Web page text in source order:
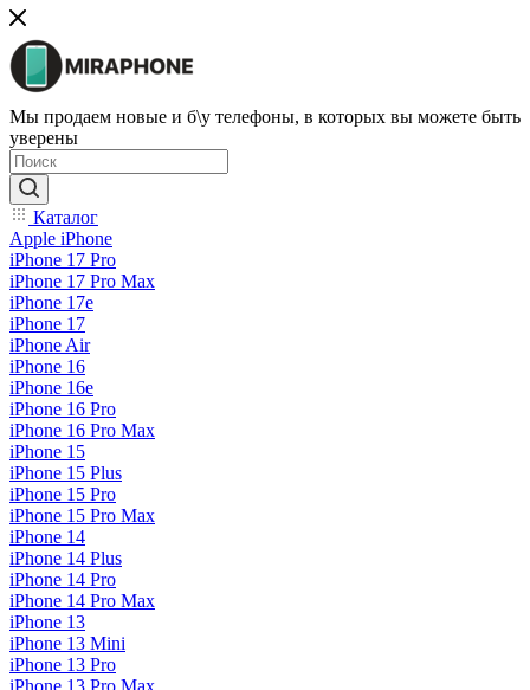
Мы продаем новые и б\у телефоны, в которых вы можете быть
уверены
Каталог
Apple iPhone
iPhone 17 Pro
iPhone 17 Pro Max
iPhone 17e
iPhone 17
iPhone Air
iPhone 16
iPhone 16e
iPhone 16 Pro
iPhone 16 Pro Max
iPhone 15
iPhone 15 Plus
iPhone 15 Pro
iPhone 15 Pro Max
iPhone 14
iPhone 14 Plus
iPhone 14 Pro
iPhone 14 Pro Max
iPhone 13
iPhone 13 Mini
iPhone 13 Pro
iPhone 13 Pro Max